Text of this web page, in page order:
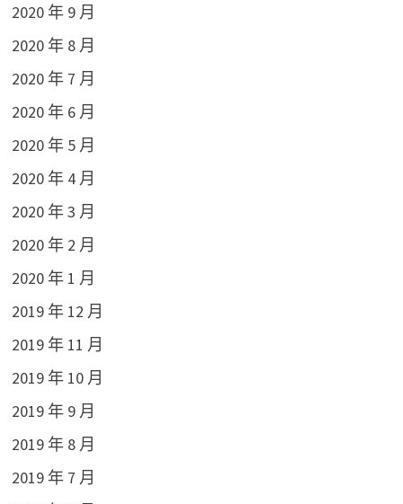
2020 年 9 月
2020 年 8 月
2020 年 7 月
2020 年 6 月
2020 年 5 月
2020 年 4 月
2020 年 3 月
2020 年 2 月
2020 年 1 月
2019 年 12 月
2019 年 11 月
2019 年 10 月
2019 年 9 月
2019 年 8 月
2019 年 7 月